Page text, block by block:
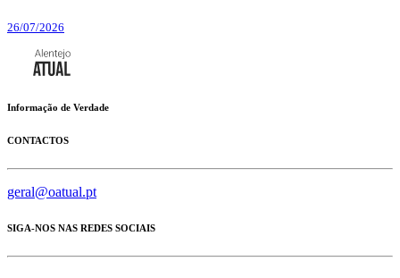
26/07/2026
Informação de Verdade
CONTACTOS
geral@oatual.pt
SIGA-NOS NAS REDES SOCIAIS